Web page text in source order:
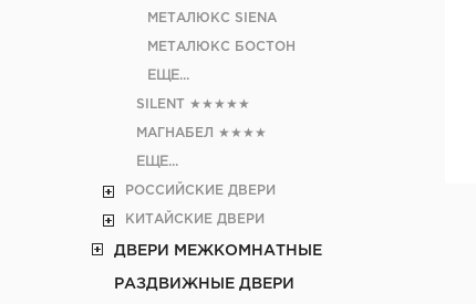
МЕТАЛЮКС SIENA
МЕТАЛЮКС БОСТОН
ЕЩЕ...
SILENT ★★★★★
МАГНАБЕЛ ★★★★
ЕЩЕ...
РОССИЙСКИЕ ДВЕРИ
КИТАЙСКИЕ ДВЕРИ
ДВЕРИ МЕЖКОМНАТНЫЕ
РАЗДВИЖНЫЕ ДВЕРИ